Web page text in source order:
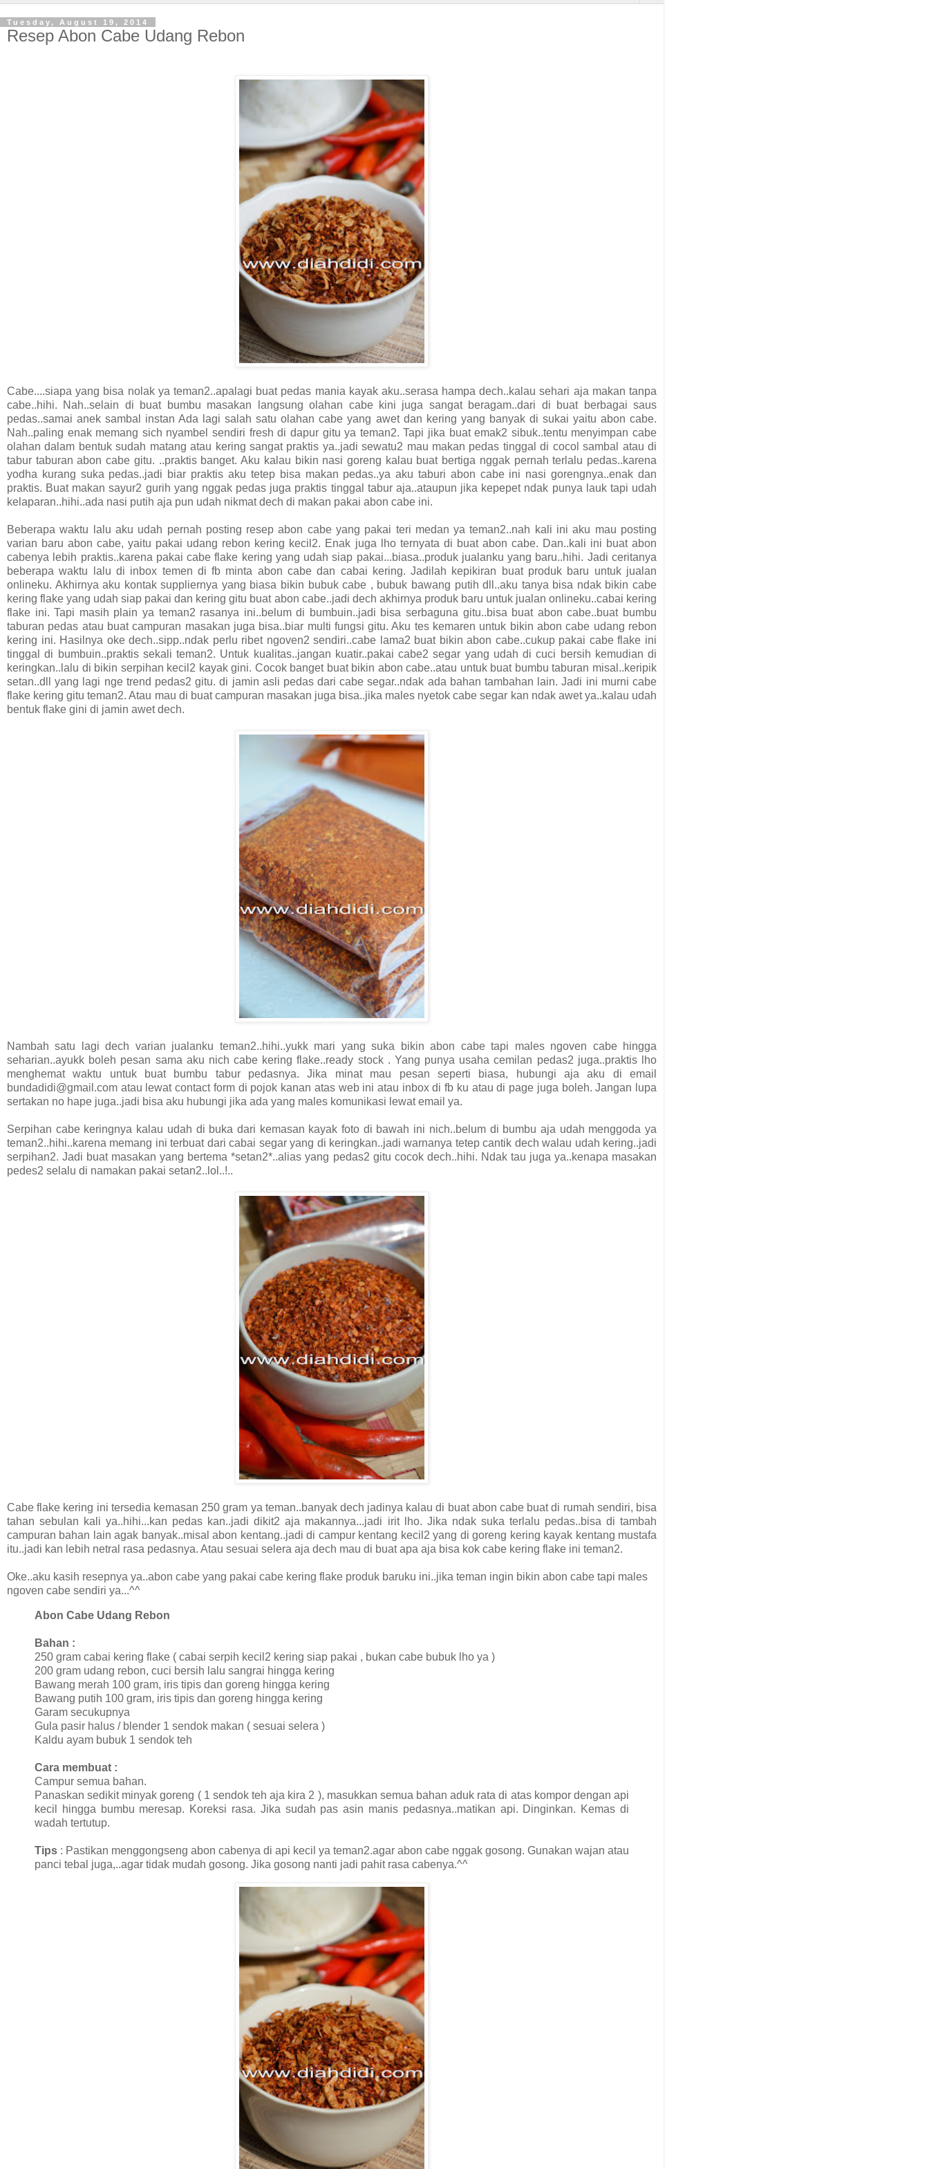
Tuesday, August 19, 2014
Resep Abon Cabe Udang Rebon
Cabe....siapa yang bisa nolak ya teman2..apalagi buat pedas mania kayak aku..serasa hampa dech..kalau sehari aja makan tanpa
cabe..hihi. Nah..selain di buat bumbu masakan langsung olahan cabe kini juga sangat beragam..dari di buat berbagai saus
pedas..samai anek sambal instan Ada lagi salah satu olahan cabe yang awet dan kering yang banyak di sukai yaitu abon cabe.
Nah..paling enak memang sich nyambel sendiri fresh di dapur gitu ya teman2. Tapi jika buat emak2 sibuk..tentu menyimpan cabe
olahan dalam bentuk sudah matang atau kering sangat praktis ya..jadi sewatu2 mau makan pedas tinggal di cocol sambal atau di
tabur taburan abon cabe gitu. ..praktis banget. Aku kalau bikin nasi goreng kalau buat bertiga nggak pernah terlalu pedas..karena
yodha kurang suka pedas..jadi biar praktis aku tetep bisa makan pedas..ya aku taburi abon cabe ini nasi gorengnya..enak dan
praktis. Buat makan sayur2 gurih yang nggak pedas juga praktis tinggal tabur aja..ataupun jika kepepet ndak punya lauk tapi udah
kelaparan..hihi..ada nasi putih aja pun udah nikmat dech di makan pakai abon cabe ini.
Beberapa waktu lalu aku udah pernah posting resep abon cabe yang pakai teri medan ya teman2..nah kali ini aku mau posting
varian baru abon cabe, yaitu pakai udang rebon kering kecil2. Enak juga lho ternyata di buat abon cabe. Dan..kali ini buat abon
cabenya lebih praktis..karena pakai cabe flake kering yang udah siap pakai...biasa..produk jualanku yang baru..hihi. Jadi ceritanya
beberapa waktu lalu di inbox temen di fb minta abon cabe dan cabai kering. Jadilah kepikiran buat produk baru untuk jualan
onlineku. Akhirnya aku kontak suppliernya yang biasa bikin bubuk cabe , bubuk bawang putih dll..aku tanya bisa ndak bikin cabe
kering flake yang udah siap pakai dan kering gitu buat abon cabe..jadi dech akhirnya produk baru untuk jualan onlineku..cabai kering
flake ini. Tapi masih plain ya teman2 rasanya ini..belum di bumbuin..jadi bisa serbaguna gitu..bisa buat abon cabe..buat bumbu
taburan pedas atau buat campuran masakan juga bisa..biar multi fungsi gitu. Aku tes kemaren untuk bikin abon cabe udang rebon
kering ini. Hasilnya oke dech..sipp..ndak perlu ribet ngoven2 sendiri..cabe lama2 buat bikin abon cabe..cukup pakai cabe flake ini
tinggal di bumbuin..praktis sekali teman2. Untuk kualitas..jangan kuatir..pakai cabe2 segar yang udah di cuci bersih kemudian di
keringkan..lalu di bikin serpihan kecil2 kayak gini. Cocok banget buat bikin abon cabe..atau untuk buat bumbu taburan misal..keripik
setan..dll yang lagi nge trend pedas2 gitu. di jamin asli pedas dari cabe segar..ndak ada bahan tambahan lain. Jadi ini murni cabe
flake kering gitu teman2. Atau mau di buat campuran masakan juga bisa..jika males nyetok cabe segar kan ndak awet ya..kalau udah
bentuk flake gini di jamin awet dech.
Nambah satu lagi dech varian jualanku teman2..hihi..yukk mari yang suka bikin abon cabe tapi males ngoven cabe hingga
seharian..ayukk boleh pesan sama aku nich cabe kering flake..ready stock . Yang punya usaha cemilan pedas2 juga..praktis lho
menghemat waktu untuk buat bumbu tabur pedasnya. Jika minat mau pesan seperti biasa, hubungi aja aku di email
bundadidi@gmail.com atau lewat contact form di pojok kanan atas web ini atau inbox di fb ku atau di page juga boleh. Jangan lupa
sertakan no hape juga..jadi bisa aku hubungi jika ada yang males komunikasi lewat email ya.
Serpihan cabe keringnya kalau udah di buka dari kemasan kayak foto di bawah ini nich..belum di bumbu aja udah menggoda ya
teman2..hihi..karena memang ini terbuat dari cabai segar yang di keringkan..jadi warnanya tetep cantik dech walau udah kering..jadi
serpihan2. Jadi buat masakan yang bertema *setan2*..alias yang pedas2 gitu cocok dech..hihi. Ndak tau juga ya..kenapa masakan
pedes2 selalu di namakan pakai setan2..lol..!..
Cabe flake kering ini tersedia kemasan 250 gram ya teman..banyak dech jadinya kalau di buat abon cabe buat di rumah sendiri, bisa
tahan sebulan kali ya..hihi...kan pedas kan..jadi dikit2 aja makannya...jadi irit lho. Jika ndak suka terlalu pedas..bisa di tambah
campuran bahan lain agak banyak..misal abon kentang..jadi di campur kentang kecil2 yang di goreng kering kayak kentang mustafa
itu..jadi kan lebih netral rasa pedasnya. Atau sesuai selera aja dech mau di buat apa aja bisa kok cabe kering flake ini teman2.
Oke..aku kasih resepnya ya..abon cabe yang pakai cabe kering flake produk baruku ini..jika teman ingin bikin abon cabe tapi males
ngoven cabe sendiri ya...^^
Abon Cabe Udang Rebon
Bahan :
250 gram cabai kering flake ( cabai serpih kecil2 kering siap pakai , bukan cabe bubuk lho ya )
200 gram udang rebon, cuci bersih lalu sangrai hingga kering
Bawang merah 100 gram, iris tipis dan goreng hingga kering
Bawang putih 100 gram, iris tipis dan goreng hingga kering
Garam secukupnya
Gula pasir halus / blender 1 sendok makan ( sesuai selera )
Kaldu ayam bubuk 1 sendok teh
Cara membuat :
Campur semua bahan.
Panaskan sedikit minyak goreng ( 1 sendok teh aja kira 2 ), masukkan semua bahan aduk rata di atas kompor dengan api
kecil hingga bumbu meresap. Koreksi rasa. Jika sudah pas asin manis pedasnya..matikan api. Dinginkan. Kemas di
wadah tertutup.
Tips : Pastikan menggongseng abon cabenya di api kecil ya teman2.agar abon cabe nggak gosong. Gunakan wajan atau
panci tebal juga,..agar tidak mudah gosong. Jika gosong nanti jadi pahit rasa cabenya.^^